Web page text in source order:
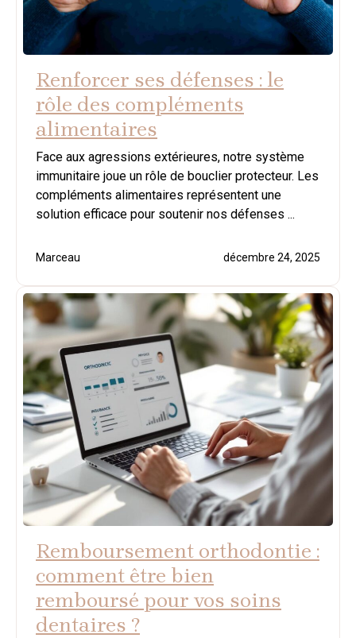
Renforcer ses défenses : le
rôle des compléments
alimentaires
Face aux agressions extérieures, notre système
immunitaire joue un rôle de bouclier protecteur. Les
compléments alimentaires représentent une
solution efficace pour soutenir nos défenses ...
Marceau décembre 24, 2025
Remboursement orthodontie :
comment être bien
remboursé pour vos soins
dentaires ?